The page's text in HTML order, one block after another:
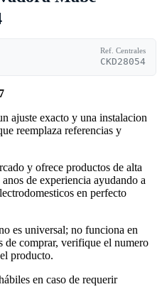
Ref. Centrales
CKD28054
ajuste exacto y una instalacion
reemplaza referencias y
y ofrece productos de alta
de experiencia ayudando a
en perfecto
es universal; no funciona en
de comprar, verifique el numero
producto.
en caso de requerir